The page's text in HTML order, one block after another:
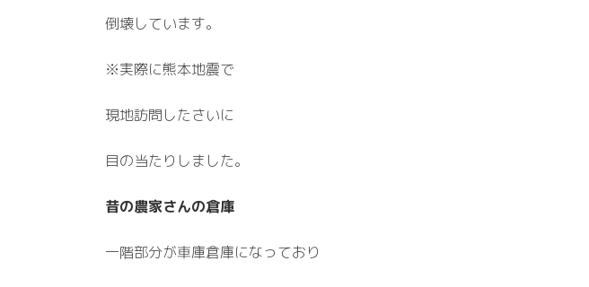
倒壊しています。
※実際に熊本地震で
現地訪問したさいに
目の当たりしました。
昔の農家さんの倉庫
一階部分が車庫倉庫になっており